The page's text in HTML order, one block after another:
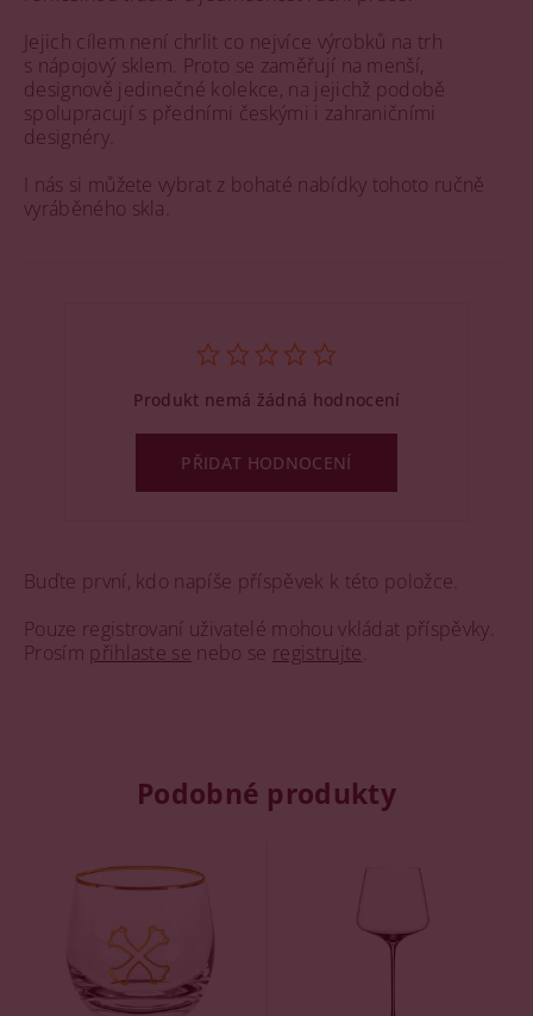
Jejich cílem není chrlit co nejvíce výrobků na trh
s nápojový sklem. Proto se zaměřují na menší,
designově jedinečné kolekce, na jejichž podobě
spolupracují s předními českými i zahraničními
designéry.
I nás si můžete vybrat z bohaté nabídky tohoto ručně
vyráběného skla.
Buďte první, kdo napíše příspěvek k této položce.
Pouze registrovaní uživatelé mohou vkládat příspěvky.
Prosím přihlaste se nebo se registrujte
Produkt nemá žádná hodnocení
PŘIDAT HODNOCENÍ
Podobné produkty